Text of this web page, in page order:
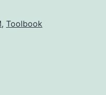
, Toolbook